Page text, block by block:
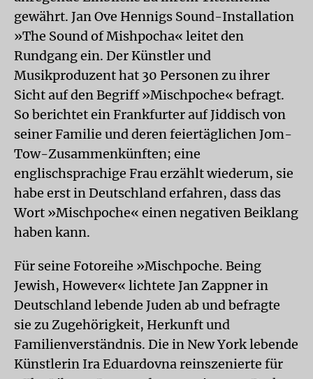
gewährt. Jan Ove Hennigs Sound-Installation
»The Sound of Mishpocha« leitet den
Rundgang ein. Der Künstler und
Musikproduzent hat 30 Personen zu ihrer
Sicht auf den Begriff »Mischpoche« befragt.
So berichtet ein Frankfurter auf Jiddisch von
seiner Familie und deren feiertäglichen Jom-
Tow-Zusammenkünften; eine
englischsprachige Frau erzählt wiederum, sie
habe erst in Deutschland erfahren, dass das
Wort »Mischpoche« einen negativen Beiklang
haben kann.
Für seine Fotoreihe »Mischpoche. Being
Jewish, However« lichtete Jan Zappner in
Deutschland lebende Juden ab und befragte
sie zu Zugehörigkeit, Herkunft und
Familienverständnis. Die in New York lebende
Künstlerin Ira Eduardovna reinszenierte für